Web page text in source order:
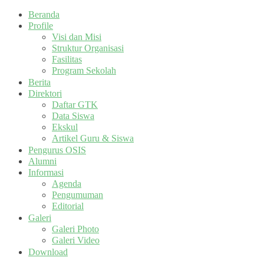
Beranda
Profile
Visi dan Misi
Struktur Organisasi
Fasilitas
Program Sekolah
Berita
Direktori
Daftar GTK
Data Siswa
Ekskul
Artikel Guru & Siswa
Pengurus OSIS
Alumni
Informasi
Agenda
Pengumuman
Editorial
Galeri
Galeri Photo
Galeri Video
Download